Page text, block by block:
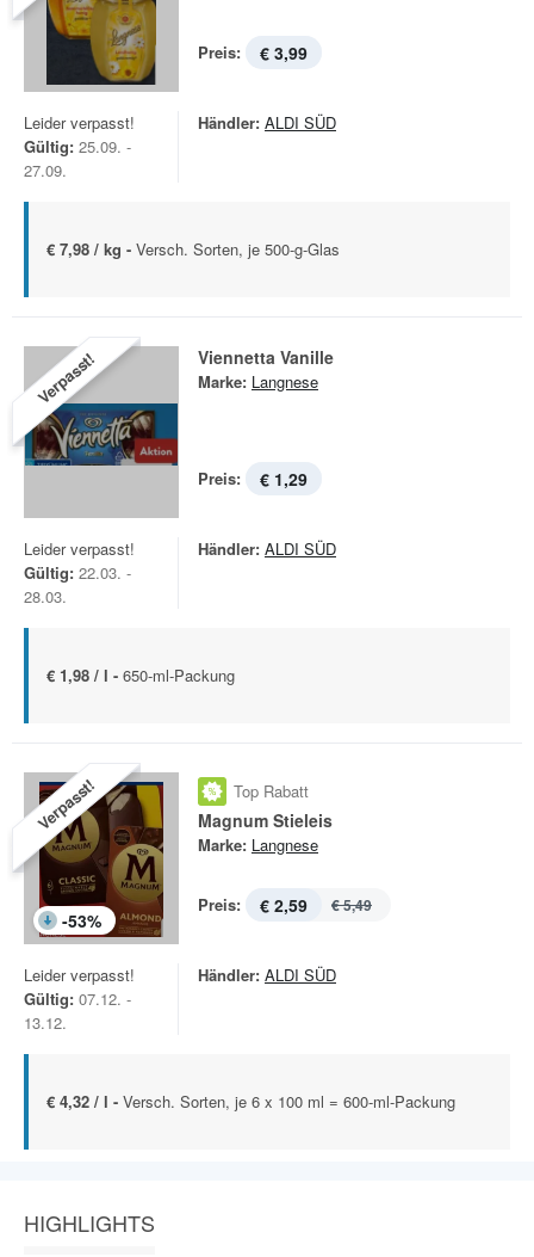
Preis: € 3,99
Leider verpasst!
Gültig: 25.09. -
27.09.
Händler: ALDI SÜD
€ 7,98 / kg - Versch. Sorten, je 500-g-Glas
Verpasst! Viennetta Vanille
Marke: Langnese
Preis: € 1,29
Leider verpasst!
Gültig: 22.03. -
28.03.
Händler: ALDI SÜD
€ 1,98 / l - 650-ml-Packung
Verpasst!
-53%
Top Rabatt
Magnum Stieleis
Marke: Langnese
Preis: € 2,59 € 5,49
Leider verpasst!
Gültig: 07.12. -
13.12.
Händler: ALDI SÜD
€ 4,32 / l - Versch. Sorten, je 6 x 100 ml = 600-ml-Packung
HIGHLIGHTS